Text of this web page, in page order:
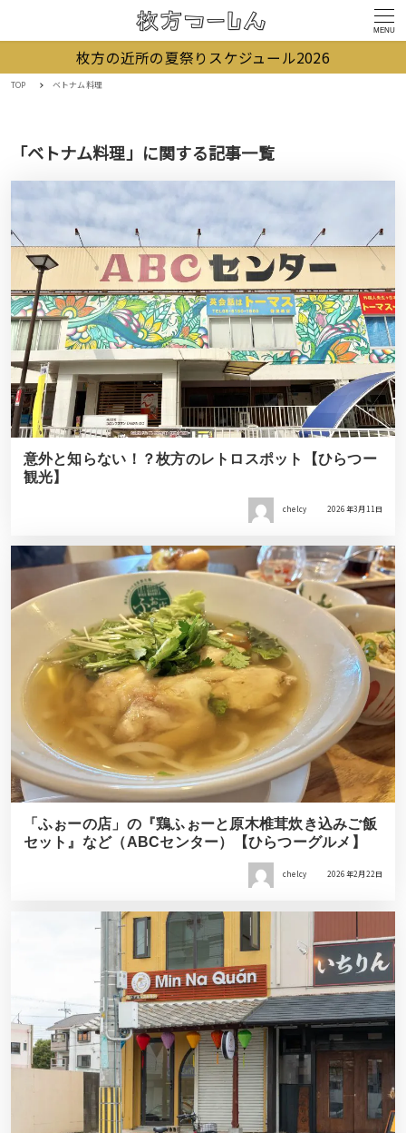
MENU
枚方の近所の夏祭りスケジュール2026
TOP ベトナム料理
「ベトナム料理」に関する記事一覧
意外と知らない！？枚方のレトロスポット【ひらつー
観光】
chelcy 2026年3月11日
「ふぉーの店」の『鶏ふぉーと原木椎茸炊き込みご飯
セット』など（ABCセンター）【ひらつーグルメ】
chelcy 2026年2月22日